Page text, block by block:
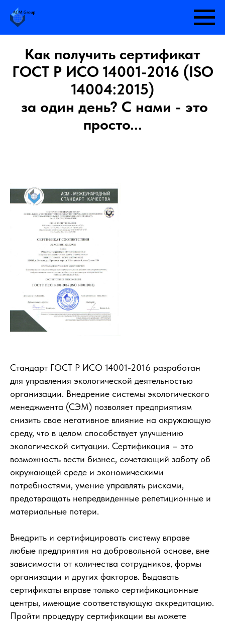
Как получить сертификат
ГОСТ Р ИСО 14001-2016 (ISO
14004:2015)
за один день? С нами - это
просто...
Стандарт ГОСТ Р ИСО 14001-2016 разработан
для управления экологической деятельностью
организации. Внедрение системы экологического
менеджмента (СЭМ) позволяет предприятиям
снизить свое негативное влияние на окружающую
среду, что в целом способствует улучшению
экологической ситуации. Сертификация – это
возможность вести бизнес, сочетающий заботу об
окружающей среде и экономическими
потребностями, умение управлять рисками,
предотвращать непредвиденные репетиционные и
материальные потери.
Внедрить и сертифицировать систему вправе
любые предприятия на добровольной основе, вне
зависимости от количества сотрудников, формы
организации и других факторов. Выдавать
сертификаты вправе только сертификационные
центры, имеющие соответствующую аккредитацию.
Пройти процедуру сертификации вы можете